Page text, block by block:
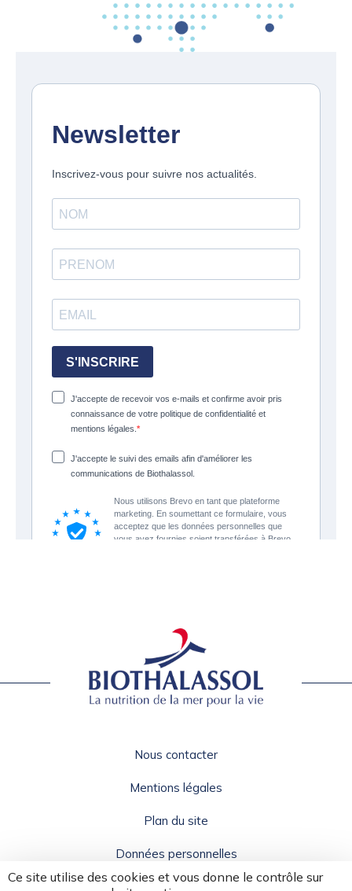
Nous contacter
Mentions légales
Plan du site
Données personnelles
CGV
Ce site utilise des cookies et vous donne le contrôle sur